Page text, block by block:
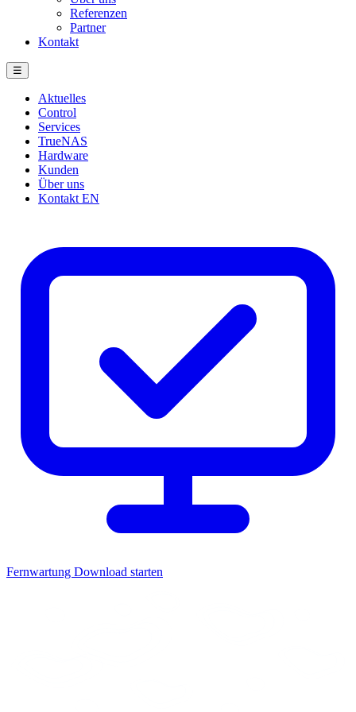
Referenzen
Partner
Kontakt
☰
Aktuelles
Control
Services
TrueNAS
Hardware
Kunden
Über uns
Kontakt EN
Fernwartung Download starten